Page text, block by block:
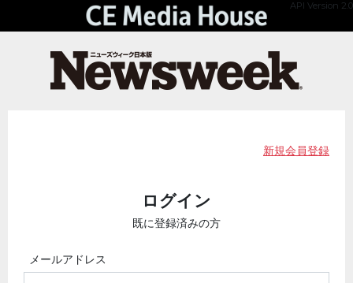
API Version 2.0
新規会員登録
ログイン
既に登録済みの方
メールアドレス